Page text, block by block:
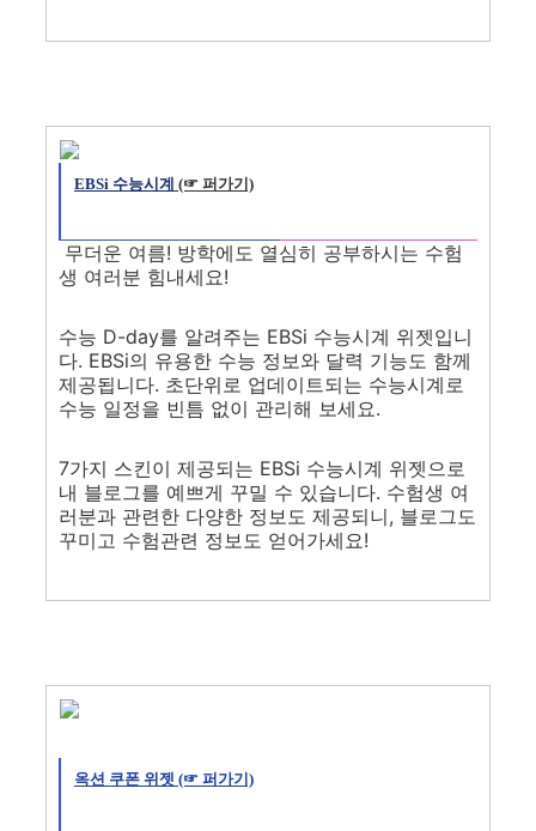
EBSi 수능시계 (☞ 퍼가기)
무더운 여름! 방학에도 열심히 공부하시는 수험
생 여러분 힘내세요!
수능 D-day를 알려주는 EBSi 수능시계 위젯입니
다. EBSi의 유용한 수능 정보와 달력 기능도 함께
제공됩니다. 초단위로 업데이트되는 수능시계로
수능 일정을 빈틈 없이 관리해 보세요.
7가지 스킨이 제공되는 EBSi 수능시계 위젯으로
내 블로그를 예쁘게 꾸밀 수 있습니다. 수험생 여
러분과 관련한 다양한 정보도 제공되니, 블로그도
꾸미고 수험관련 정보도 얻어가세요!
옥션 쿠폰 위젯 (☞ 퍼가기)